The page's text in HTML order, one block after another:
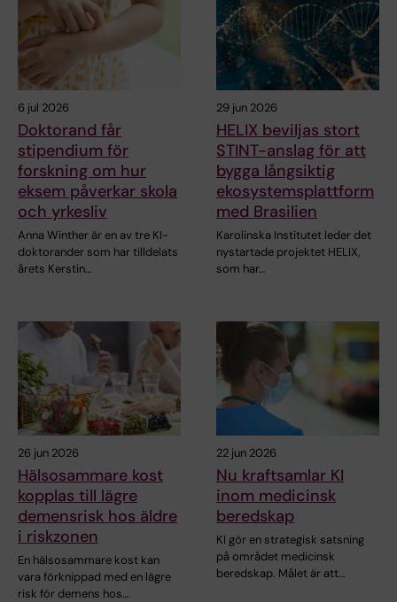
6 jul 2026
Doktorand får
stipendium för
forskning om hur
eksem påverkar skola
och yrkesliv
Anna Winther är en av tre KI-
doktorander som har tilldelats
årets Kerstin…
29 jun 2026
HELIX beviljas stort
STINT-anslag för att
bygga långsiktig
ekosystemsplattform
med Brasilien
Karolinska Institutet leder det
nystartade projektet HELIX,
som har…
26 jun 2026
Hälsosammare kost
kopplas till lägre
demensrisk hos äldre
i riskzonen
En hälsosammare kost kan
vara förknippad med en lägre
risk för demens hos…
22 jun 2026
Nu kraftsamlar KI
inom medicinsk
beredskap
KI gör en strategisk satsning
på området medicinsk
beredskap. Målet är att…